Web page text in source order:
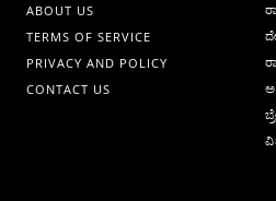
ABOUT US
TERMS OF SERVICE
PRIVACY AND POLICY
CONTACT US